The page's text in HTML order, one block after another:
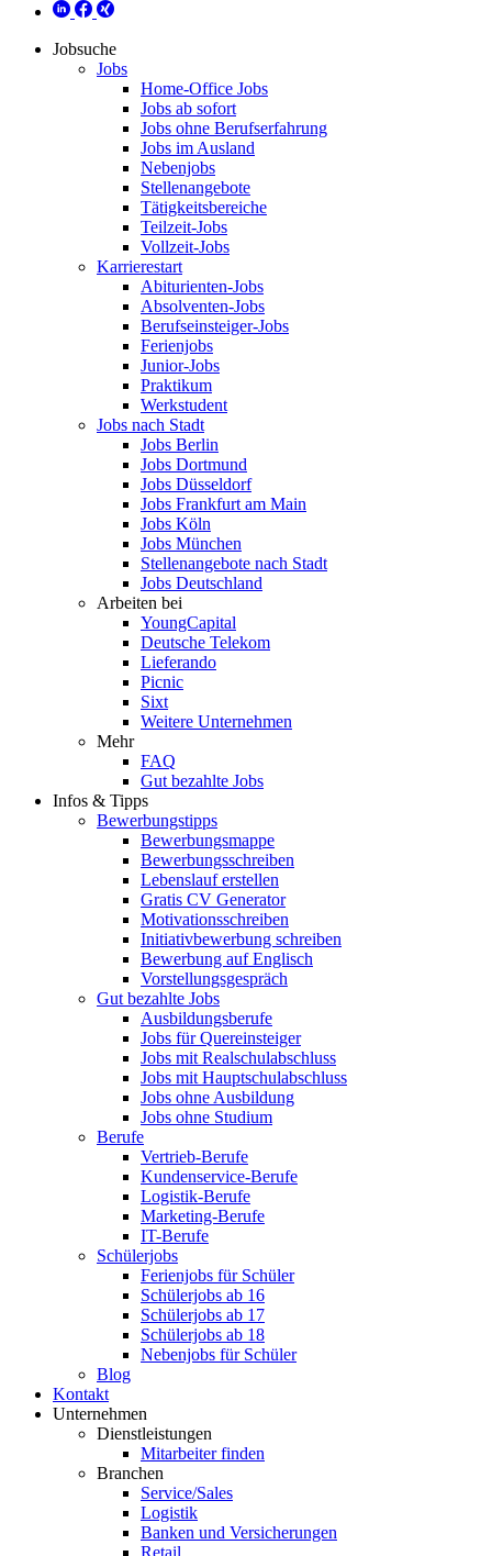
Jobsuche
Jobs
Home-Office Jobs
Jobs ab sofort
Jobs ohne Berufserfahrung
Jobs im Ausland
Nebenjobs
Stellenangebote
Tätigkeitsbereiche
Teilzeit-Jobs
Vollzeit-Jobs
Karrierestart
Abiturienten-Jobs
Absolventen-Jobs
Berufseinsteiger-Jobs
Ferienjobs
Junior-Jobs
Praktikum
Werkstudent
Jobs nach Stadt
Jobs Berlin
Jobs Dortmund
Jobs Düsseldorf
Jobs Frankfurt am Main
Jobs Köln
Jobs München
Stellenangebote nach Stadt
Jobs Deutschland
Arbeiten bei
YoungCapital
Deutsche Telekom
Lieferando
Picnic
Sixt
Weitere Unternehmen
Mehr
FAQ
Gut bezahlte Jobs
Infos & Tipps
Bewerbungstipps
Bewerbungsmappe
Bewerbungsschreiben
Lebenslauf erstellen
Gratis CV Generator
Motivationsschreiben
Initiativbewerbung schreiben
Bewerbung auf Englisch
Vorstellungsgespräch
Gut bezahlte Jobs
Ausbildungsberufe
Jobs für Quereinsteiger
Jobs mit Realschulabschluss
Jobs mit Hauptschulabschluss
Jobs ohne Ausbildung
Jobs ohne Studium
Berufe
Vertrieb-Berufe
Kundenservice-Berufe
Logistik-Berufe
Marketing-Berufe
IT-Berufe
Schülerjobs
Ferienjobs für Schüler
Schülerjobs ab 16
Schülerjobs ab 17
Schülerjobs ab 18
Nebenjobs für Schüler
Blog
Kontakt
Unternehmen
Dienstleistungen
Mitarbeiter finden
Branchen
Service/Sales
Logistik
Banken und Versicherungen
Retail